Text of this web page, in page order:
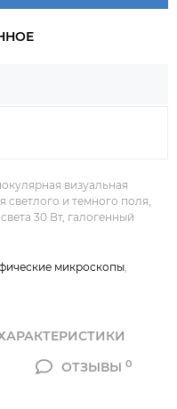
визуальная
светлого и темного поля,
30 Вт, галогенный
микроскопы
ОТЗЫВЫ 0